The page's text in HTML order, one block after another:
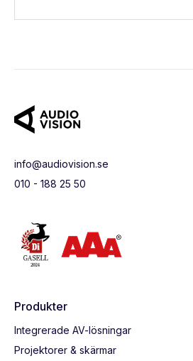
info@audiovision.se
010 - 188 25 50
Produkter
Integrerade AV-lösningar
Projektorer & skärmar